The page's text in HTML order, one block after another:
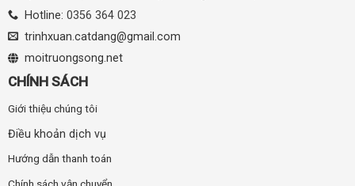
Hotline: 0356 364 023
trinhxuan.catdang@gmail.com
moitruongsong.net
CHÍNH SÁCH
Giới thiệu chúng tôi
Điều khoản dịch vụ
Hướng dẫn thanh toán